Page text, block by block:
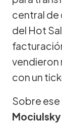
central de
del Hot
vendieron
con un
Sobre ese
Mociulsky